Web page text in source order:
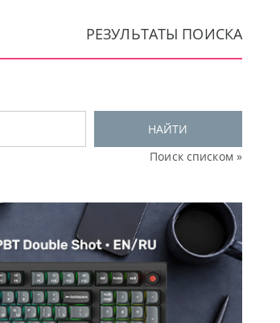
РЕЗУЛЬТАТЫ ПОИСКА
НАЙТИ
Поиск списком »